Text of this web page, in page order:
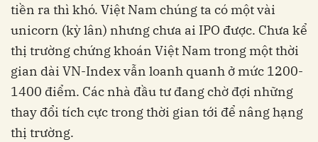
tiền ra thì khó. Việt Nam chúng ta có một vài
unicorn (kỳ lân) nhưng chưa ai IPO được. Chưa kể
thị trường chứng khoán Việt Nam trong một thời
gian dài VN-Index vẫn loanh quanh ở mức 1200-
1400 điểm. Các nhà đầu tư đang chờ đợi những
thay đổi tích cực trong thời gian tới để nâng hạng
thị trường.